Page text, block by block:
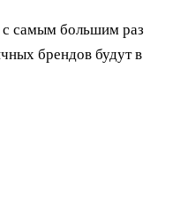
с самым большим раз
брендов будут в